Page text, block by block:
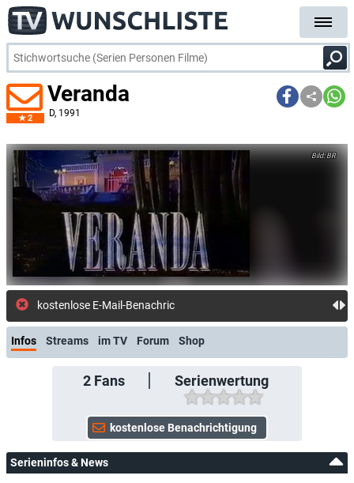
2
Veranda
D, 1991
BR
kostenlose E-Mail-Benachrichtigung bei Stream
Infos Streams im TV Forum Shop
2Fans Serienwertung
Serieninfos & News